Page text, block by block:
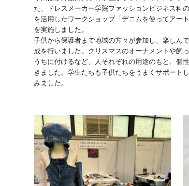
た、ドレスメーカー学院ファッションビジネス科
を活用したワークショップ「デニムを使ってアー
を実施しました。
子供から保護者まで地域の方々が参加し、楽しん
成を行いました。クリスマスのオーナメントや飼
うちに付けるなど、人それぞれの用途のもと、個
きました。学生たちも子供たちをうまくサポート
みました。